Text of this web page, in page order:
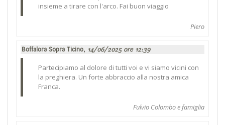
insieme a tirare con l'arco. Fai buon viaggio
Piero
Boffalora Sopra Ticino, 14/06/2025 ore 12:39
Partecipiamo al dolore di tutti voi e vi siamo vicini con
la preghiera. Un forte abbraccio alla nostra amica
Franca.
Fulvio Colombo e famiglia